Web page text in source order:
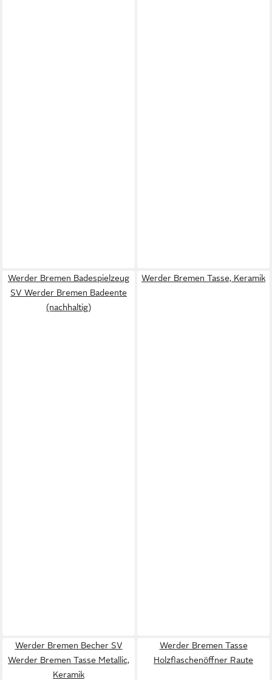
Werder Bremen Badespielzeug
SV Werder Bremen Badeente
(nachhaltig)
Werder Bremen Tasse, Keramik
Werder Bremen Becher SV
Werder Bremen Tasse Metallic,
Keramik
Werder Bremen Tasse
Holzflaschenöffner Raute